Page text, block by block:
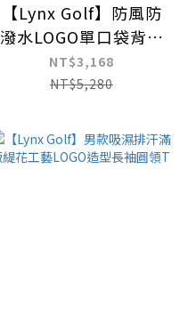
【Lynx Golf】防風防
潑水LOGO單口袋背後
拉鍊袖剪接長袖圓領T
NT$3,168
NT$5,280